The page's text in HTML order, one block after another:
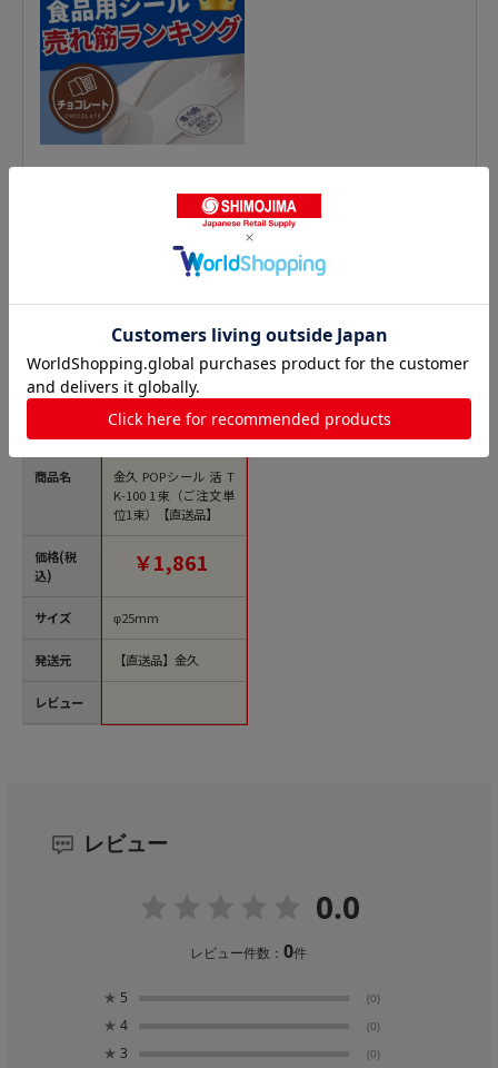
鮮魚シールの人気商品との比較
商品名
価格(税
込)
サイズ
発送元
レビュー
金久 POPシール 活 T
K-100 1束（ご注文単
位1束）【直送品】
￥1,861
φ25mm
【直送品】金久
レビュー
0.0
レビュー件数：0件
★ 5 (0)
★ 4 (0)
★ 3 (0)